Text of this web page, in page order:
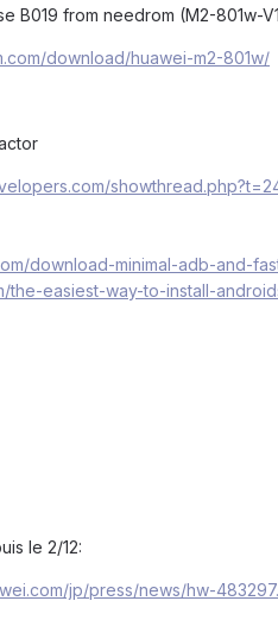
B019 from needrom (M2-801w-
download/huawei-m2-801w/
download-minimal-adb-and-
the-easiest-way-to-install-
le 2/12:
jp/press/news/hw-